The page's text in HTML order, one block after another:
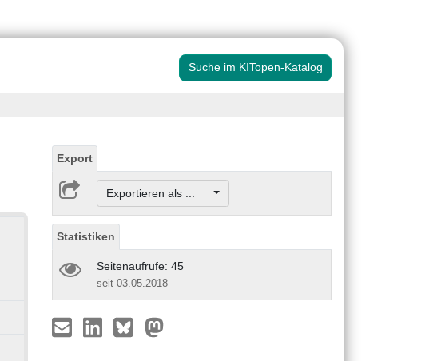
Suche im KITopen-Katalog
Export
Exportieren als ...
Statistiken
Seitenaufrufe: 45
seit 03.05.2018